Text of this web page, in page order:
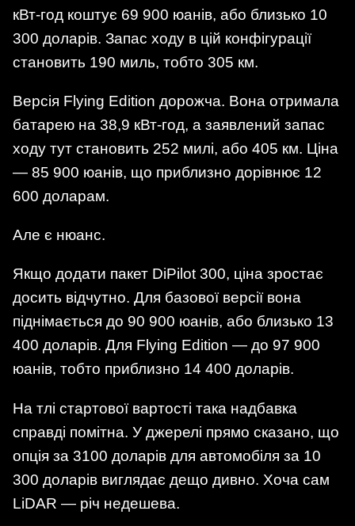
кВт-год коштує 69 900 юанів, або близько 10
300 доларів. Запас ходу в цій конфігурації
становить 190 миль, тобто 305 км.
Версія Flying Edition дорожча. Вона отримала
батарею на 38,9 кВт-год, а заявлений запас
ходу тут становить 252 милі, або 405 км. Ціна
— 85 900 юанів, що приблизно дорівнює 12
600 доларам.
Але є нюанс.
Якщо додати пакет DiPilot 300, ціна зростає
досить відчутно. Для базової версії вона
піднімається до 90 900 юанів, або близько 13
400 доларів. Для Flying Edition — до 97 900
юанів, тобто приблизно 14 400 доларів.
На тлі стартової вартості така надбавка
справді помітна. У джерелі прямо сказано, що
опція за 3100 доларів для автомобіля за 10
300 доларів виглядає дещо дивно. Хоча сам
LiDAR — річ недешева.